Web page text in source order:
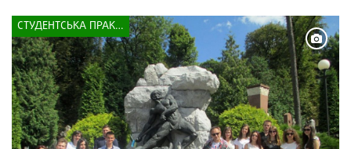
СТУДЕНТСЬКА ПРАКТИКА